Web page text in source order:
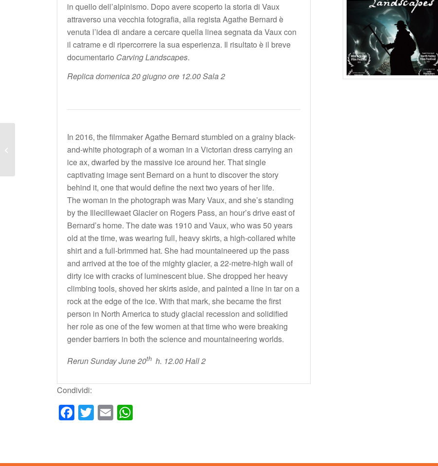
in quello dell’alpinismo. Dopo avere scoperto la storia di Vaux
attraverso una vecchia fotografia, alla regista Agathe Bernard è
venuta l’idea di andare a cercare quella linea segnata da Vaux con
il catrame e di ripercorrere la sua esperienza. Il risultato è il breve
documentario Carving Landscapes.
Replica domenica 20 giugno ore 12.00 Sala 2
In 2016, the filmmaker Agathe Bernard stumbled on a grainy black-
and-white photograph of a woman in a Victorian dress carrying an
ice ax, dwarfed by the massive ice around her. That single
captivating image sent Bernard on a hunt to discover the story
behind it, one that would define the next two years of her life.
The woman in the photograph was Mary Vaux, and she’s standing
by the Illecillewaet Glacier on Rogers Pass, an hour’s drive east of
Bernard’s home. The date was 1910 and Vaux, who was 50 years
old at the time, was wearing full, heavy skirts, a high-collared white
shirt and a full-brimmed hat. She had mountaineered up the pass
and arrived at the toe of the mighty glacier, a 22-metre-high wall of
dirty ice with cracks of luminescent blue. She dropped her heavy
climbing tools, shoved her skirts aside, and painted a line in tar on a
rock at the edge of the ice. With that mark, she became the first
person in North America to study glacial recession and solidified
her role as one of the few women at that time who were breaking
gender barriers in both the science and mountaineering worlds.
Rerun Sunday June 20th h. 12.00 Hall 2
Condividi:
Facebook
Twitter
Email